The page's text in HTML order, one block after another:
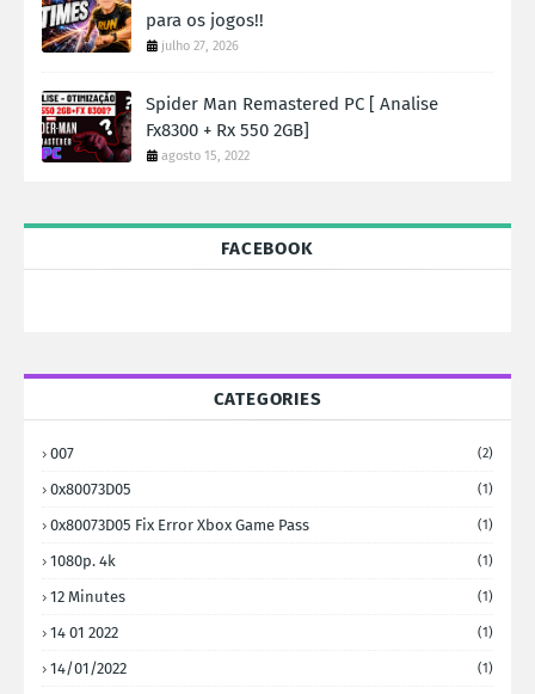
para os jogos!!
julho 27, 2026
Spider Man Remastered PC [ Analise
Fx8300 + Rx 550 2GB]
agosto 15, 2022
FACEBOOK
CATEGORIES
007 (2)
0x80073D05 (1)
0x80073D05 Fix Error Xbox Game Pass (1)
1080p. 4k (1)
12 Minutes (1)
14 01 2022 (1)
14/01/2022 (1)